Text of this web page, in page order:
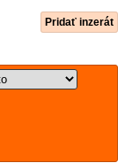
Pridať inzerát